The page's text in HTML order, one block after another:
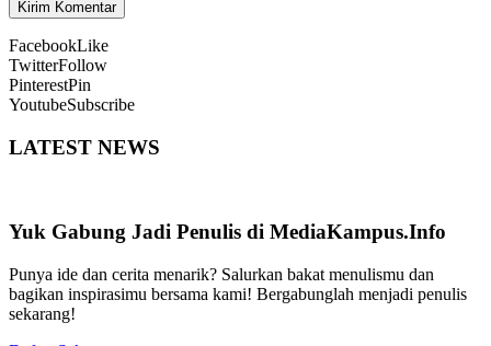
FacebookLike
TwitterFollow
PinterestPin
YoutubeSubscribe
LATEST NEWS
Yuk Gabung Jadi Penulis di MediaKampus.Info
Punya ide dan cerita menarik? Salurkan bakat menulismu dan
bagikan inspirasimu bersama kami! Bergabunglah menjadi penulis
sekarang!